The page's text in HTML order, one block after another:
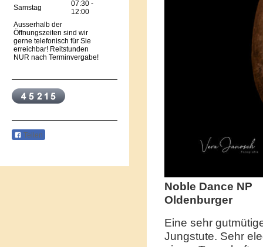
Samstag
07:30 -
12:00
Ausserhalb der
Öffnungszeiten sind wir
gerne telefonisch für Sie
erreichbar! Reitstunden
NUR nach Terminvergabe!
Teilen
Noble Dance NP
Oldenburger
Eine sehr
Jungstute. Sehr